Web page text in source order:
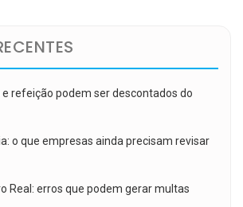
refeição podem ser descontados do
o que empresas ainda precisam revisar
Real: erros que podem gerar multas